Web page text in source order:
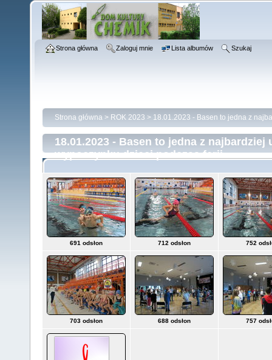
Strona główna Zaloguj mnie Lista albumów Szukaj
Strona główna > ROK 2023 > 18.01.2023 - Basen to jedna z
18.01.2023 - Basen to jedna z
wypoczynku dzieci podczas ferii.
691 odsłon 712 odsłon 752
703 odsłon 688 odsłon 757